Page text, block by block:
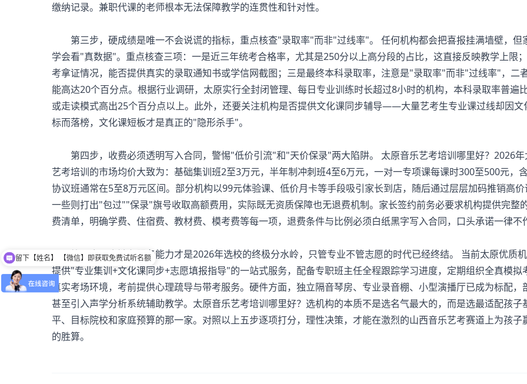
缴纳记录。兼职代课的老师根本无法保障教学的连贯性和针对性。
第三步，硬成绩是唯一不会说谎的指标，重点核查"录取率"而非"过线率"。 任何机构都会把喜报挂满墙壁，但
学会看"真数据"。重点核查三项：一是近三年统考合格率，尤其是250分以上高分段的占比，这直接反映教学上限
考拿证情况，能否提供真实的录取通知书或学信网截图；三是最终本科录取率，注意是"录取率"而非"过线率"，二
能高达20个百分点。根据行业调研，太原实行全封闭管理、每日专业训练时长超过8小时的机构，本科录取率普遍
或走读模式高出25个百分点以上。此外，还要关注机构是否提供文化课同步辅导——大量艺考生专业课过线却因文
标而落榜，文化课短板才是真正的"隐形杀手"。
第四步，收费必须透明写入合同，警惕"低价引流"和"天价保录"两大陷阱。 太原音乐艺考培训哪里好？2026年
艺考培训的市场均价大致为：基础集训班2至3万元，半年制冲刺班4至6万元，一对一专项课每课时300至500元，
协议班通常在5至8万元区间。部分机构以99元体验课、低价月卡等手段吸引家长到店，随后通过层层加码推销高
一些则打出"包过""保录"旗号收取高额费用，实际既无资质保障也无退费机制。家长签约前务必要求机构提供完整
费清单，明确学费、住宿费、教材费、模考费等每一项，退费条件与比例必须白纸黑字写入合同，口头承诺一律不
第五步，全链条服务能力才是2026年选校的终极分水岭，只管专业不管志愿的时代已经终结。 当前太原优质
提供"专业集训+文化课同步+志愿填报指导"的一站式服务，配备专职班主任全程跟踪学习进度，定期组织全真模拟
真实考场环境，考前提供心理疏导与带考服务。硬件方面，独立隔音琴房、专业录音棚、小型演播厅已成为标配，
甚至引入声学分析系统辅助教学。太原音乐艺考培训哪里好？选机构的本质不是选名气最大的，而是选最适配孩子
平、目标院校和家庭预算的那一家。对照以上五步逐项打分，理性决策，才能在激烈的山西音乐艺考赛道上为孩子
的胜算。
留下【姓名】 【微信】即获取免费试听名额